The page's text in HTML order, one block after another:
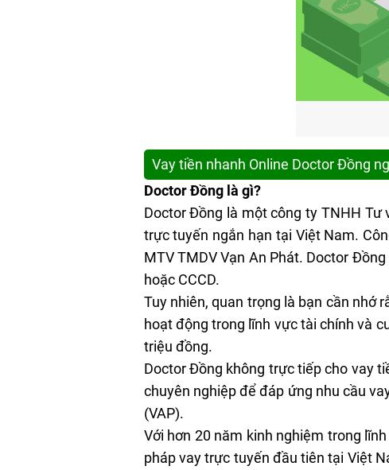
Vay tiền nhanh Online Doctor Đồng
Doctor Đồng là gì?
Doctor Đồng là một công ty TNHH Tư
trực tuyến ngắn hạn tại Việt Nam.
MTV TMDV Vạn An Phát. Doctor
hoặc CCCD.
Tuy nhiên, quan trọng là bạn cần nhớ
hoạt động trong lĩnh vực tài chính và
triệu đồng.
Doctor Đồng không trực tiếp cho vay
chuyên nghiệp để đáp ứng nhu cầu
(VAP).
Với hơn 20 năm kinh nghiệm trong
pháp vay trực tuyến đầu tiên tại Việt